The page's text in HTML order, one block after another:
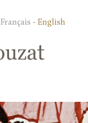
Français -English